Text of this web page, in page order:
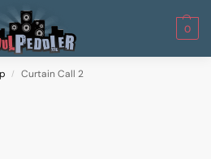
0
/ Curtain Call 2